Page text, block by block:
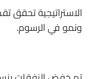
الاستراتيجية تحقق
ونمو في الرسوم.